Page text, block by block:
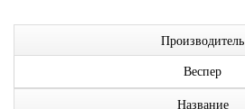
Производитель
Веспер
Название